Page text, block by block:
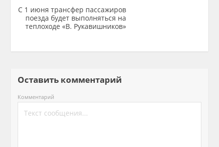
С 1 июня трансфер пассажиров
поезда будет выполняться на
теплоходе «В. Рукавишников»
Оставить комментарий
Комментарий